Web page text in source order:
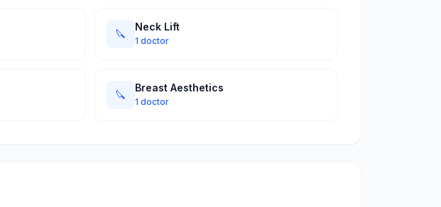
🔪
Neck Lift
1 doctor
🔪
Breast Aesthetics
1 doctor